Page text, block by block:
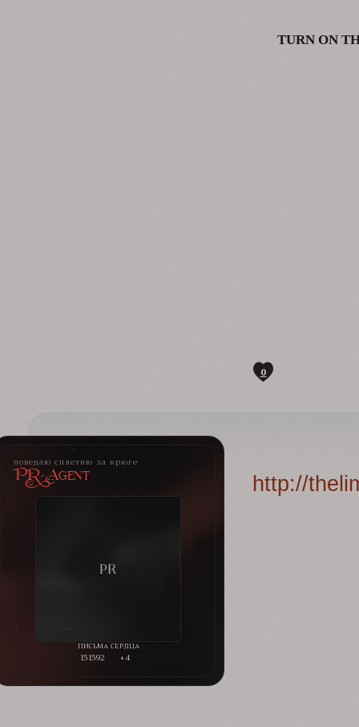
TURN ON
0
поведаю сплетню за крюге
PR-Agent
151592 +4
http://